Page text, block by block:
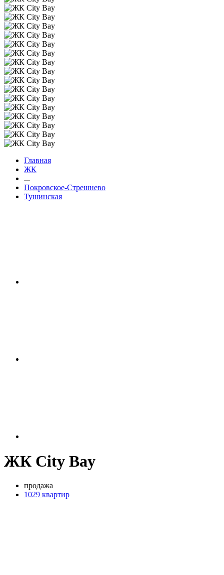
Главная
ЖК
...
Покровское-Стрешнево
Тушинская
ЖК City Bay
продажа
1029 квартир